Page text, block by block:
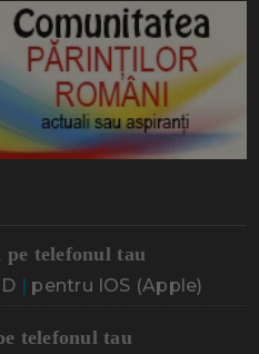
pe telefonul tau
| pentru IOS (Apple)
telefonul tau